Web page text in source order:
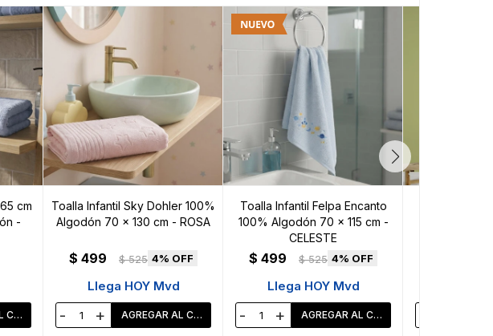
cm
-
Toalla Infantil Sky Dohler 100%
Algodón 70 x 130 cm - ROSA
$ 499 $ 525 4
Llega HOY Mvd
- +
Toalla Infantil Felpa Encanto
100% Algodón 70 x 115 cm -
CELESTE
$ 499 $ 525 4
Llega HOY Mvd
- +